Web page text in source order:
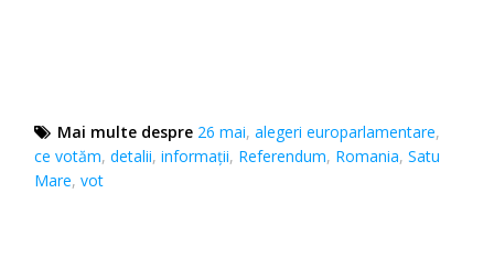
Mai multe despre 26 mai,alegeri europarlamentare,
ce votăm,detalii,informații, Referendum, Romania,Satu
Mare,vot